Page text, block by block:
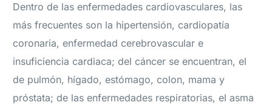
Dentro de las enfermedades cardiovasculares, las
más frecuentes son la hipertensión, cardiopatía
coronaria, enfermedad cerebrovascular e
insuficiencia cardiaca; del cáncer se encuentran, el
de pulmón, hígado, estómago, colon, mama y
próstata; de las enfermedades respiratorias, el asma